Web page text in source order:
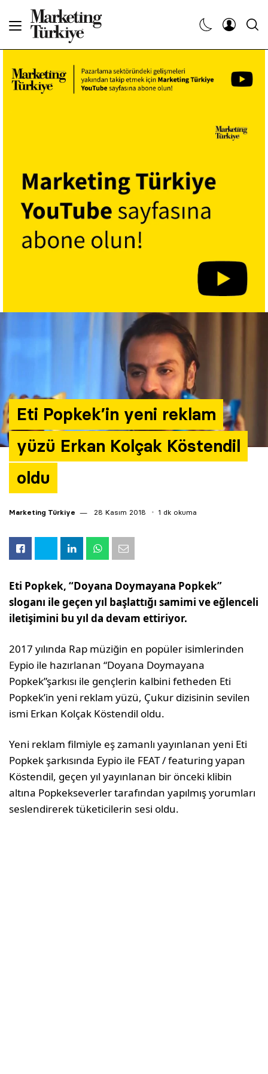
Eti Popkek’in yeni reklam
yüzü Erkan Kolçak Köstendil
oldu
Marketing Türkiye 28 Kasım 2018 1 dk okuma
Eti Popkek, “Doyana Doymayana Popkek”
sloganı ile geçen yıl başlattığı samimi ve eğlenceli
iletişimini bu yıl da devam ettiriyor.
2017 yılında Rap müziğin en popüler isimlerinden
Eypio ile hazırlanan “Doyana Doymayana
Popkek”şarkısı ile gençlerin kalbini fetheden Eti
Popkek’in yeni reklam yüzü, Çukur dizisinin sevilen
ismi Erkan Kolçak Köstendil oldu.
Yeni reklam filmiyle eş zamanlı yayınlanan yeni Eti
Popkek şarkısında Eypio ile FEAT / featuring yapan
Köstendil, geçen yıl yayınlanan bir önceki klibin
altına Popkekseverler tarafından yapılmış yorumları
seslendirerek tüketicilerin sesi oldu.
Haberler
Etkinlikler
Söyleşiler
Kariyer
Araştırma